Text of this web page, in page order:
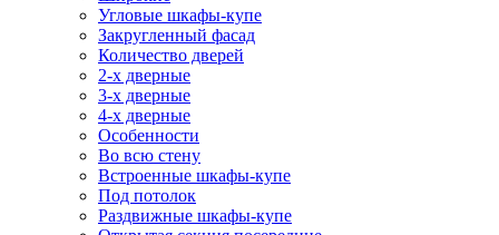
Угловые шкафы-купе
Закругленный фасад
Количество дверей
2-х дверные
3-х дверные
4-х дверные
Особенности
Во всю стену
Встроенные шкафы-купе
Под потолок
Раздвижные шкафы-купе